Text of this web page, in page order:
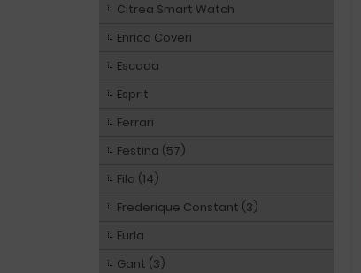
Citrea Smart Watch
Enrico Coveri
Escada
Esprit
Ferrari
Festina (57)
Fila (14)
Frederique Constant (3)
Furla
Gant (3)